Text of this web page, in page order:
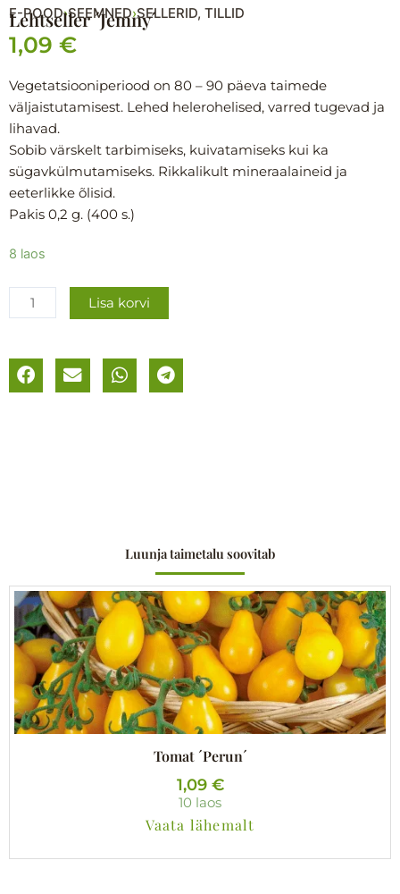
E-POOD›SEEMNED›SELLERID, TILLID
Lehtseller ´Jemny´
1,09 €
Vegetatsiooniperiood on 80 – 90 päeva taimede
väljaistutamisest. Lehed helerohelised, varred tugevad ja
lihavad.
Sobib värskelt tarbimiseks, kuivatamiseks kui ka
sügavkülmutamiseks. Rikkalikult mineraalaineid ja
eeterlikke õlisid.
Pakis 0,2 g. (400 s.)
8 laos
Lehtseller
kogus
Lisa korvi
Luunja taimetalu soovitab
Tomat ´Perun´
1,09 €
10 laos
Vaata lähemalt